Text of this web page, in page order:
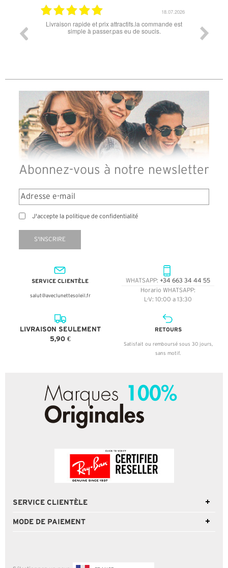
18.07.2026
Livraison rapide et prix attractifs.la commande est
simple à passer.pas eu de soucis.
Abonnez-vous à notre newsletter
J'accepte la politique de confidentialité
S'INSCRIRE
SERVICE CLIENTÈLE
salut@aveclunettesoleil.fr
WHATSAPP: +34 663 34 44 55
Horario WHATSAPP:
L-V: 10:00 a 13:30
LIVRAISON SEULEMENT
5,90 €
RETOURS
Satisfait ou remboursé sous 30 jours,
sans motif.
SERVICE CLIENTÈLE
MODE DE PAIEMENT